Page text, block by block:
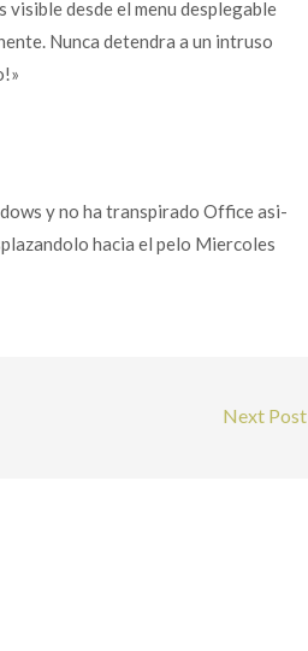
desde el menu desplegable
Nunca detendra a un intruso
y no ha transpirado Office asi­
hacia el pelo Miercoles
Next Post